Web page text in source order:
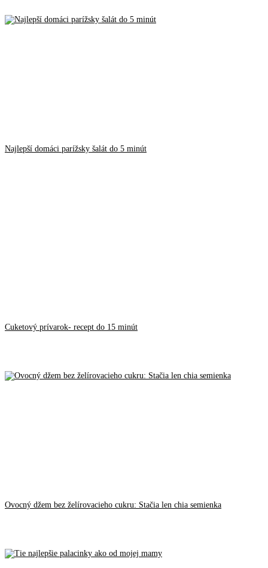
Najlepší domáci parížsky šalát do 5 minút
Cuketový prívarok- recept do 15 minút
Ovocný džem bez želírovacieho cukru: Stačia len chia semienka